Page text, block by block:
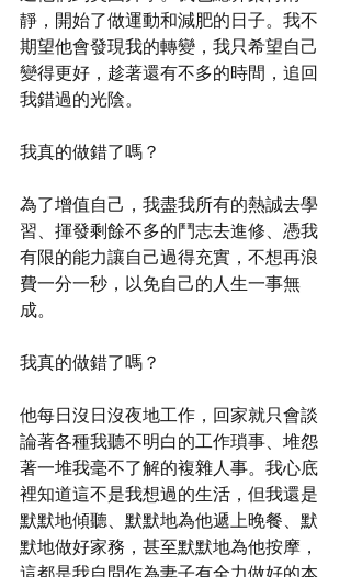
靜，開始了做運動和減肥的日子。我不
期望他會發現我的轉變，我只希望自己
變得更好，趁著還有不多的時間，追回
我錯過的光陰。
我真的做錯了嗎？
為了增值自己，我盡我所有的熱誠去學
習、揮發剩餘不多的鬥志去進修、憑我
有限的能力讓自己過得充實，不想再浪
費一分一秒，以免自己的人生一事無
成。
我真的做錯了嗎？
他每日沒日沒夜地工作，回家就只會談
論著各種我聽不明白的工作瑣事、堆怨
著一堆我毫不了解的複雜人事。我心底
裡知道這不是我想過的生活，但我還是
默默地傾聽、默默地為他遞上晚餐、默
默地做好家務，甚至默默地為他按摩，